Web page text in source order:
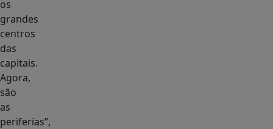
os
grandes
centros
das
capitais.
Agora,
são
as
periferias”,